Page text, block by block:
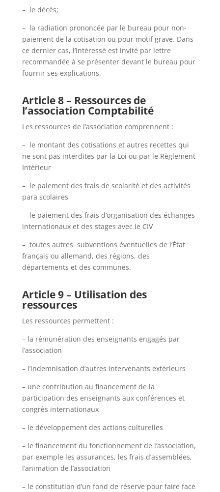
– le décès;
– la radiation prononcée par le bureau pour non-
paiement de la cotisation ou pour motif grave. Dans
ce dernier cas, l’intéressé est invité par lettre
recommandée à se présenter devant le bureau pour
fournir ses explications.
Article 8 – Ressources de
l’association Comptabilité
Les ressources de l’association comprennent :
– le montant des cotisations et autres recettes qui
ne sont pas interdites par la Loi ou par le Règlement
Intérieur
– le paiement des frais de scolarité et des activités
para scolaires
– le paiement des frais d’organisation des échanges
internationaux et des stages avec le CIV
– toutes autres subventions éventuelles de l’État
français ou allemand, des régions, des
départements et des communes.
Article 9 – Utilisation des
ressources
Les ressources permettent :
– la rémunération des enseignants engagés par
l’association
– l’indemnisation d’autres intervenants extérieurs
– une contribution au financement de la
participation des enseignants aux conférences et
congrès internationaux
– le développement des actions culturelles
– le financement du fonctionnement de l’association,
par exemple les assurances, les frais d’assemblées,
l’animation de l’association
– le constitution d’un fond de réserve pour faire face